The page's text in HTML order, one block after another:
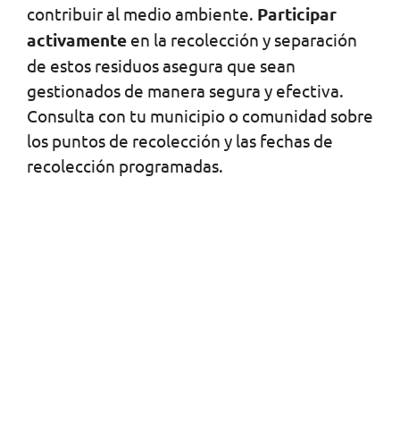
contribuir al medio ambiente. Participar
activamente en la recolección y separación
de estos residuos asegura que sean
gestionados de manera segura y efectiva.
Consulta con tu municipio o comunidad sobre
los puntos de recolección y las fechas de
recolección programadas.